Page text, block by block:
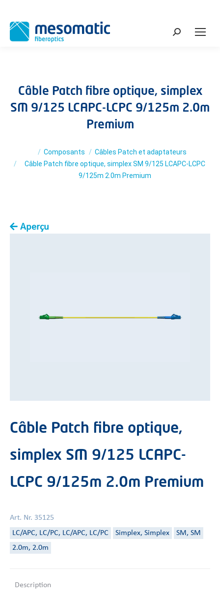
Search:
Câble Patch fibre optique, simplex
SM 9/125 LCAPC-LCPC 9/125m 2.0m
Premium
You are here:Composants
Câbles Patch et adaptateurs
Câble Patch fibre optique, simplex SM 9/125 LCAPC-LCPC
9/125m 2.0m Premium
Aperçu
Câble Patch fibre optique,
simplex SM 9/125 LCAPC-
LCPC 9/125m 2.0m Premium
Art. Nr. 35125
LC/APC, LC/PC, LC/APC, LC/PC
Simplex, Simplex
SM, SM
2.0m, 2.0m
Description